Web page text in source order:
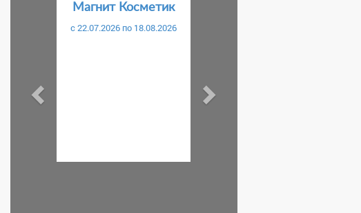
Магнит Косметик
c 22.07.2026 по 18.08.2026